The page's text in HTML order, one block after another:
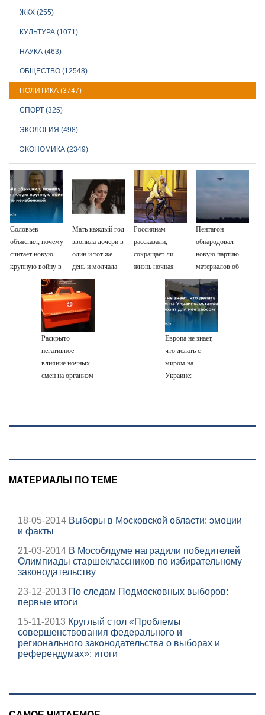
ЖКХ (255)
КУЛЬТУРА (1071)
НАУКА (463)
ОБЩЕСТВО (12548)
ПОЛИТИКА (3747)
СПОРТ (325)
ЭКОЛОГИЯ (498)
ЭКОНОМИКА (2349)
Соловьёв
объяснил, почему
считает новую
крупную войну в
неизбежной
Мать каждый год
звонила дочери в
один и тот же
день и молчала
— причина
раскрылась
слишком поздно:
история одной
Россиянам
рассказали,
сокращает ли
жизнь ночная
Пентагон
обнародовал
новую партию
материалов об
НЛО - Новости
на Вести.ru
Раскрыто
негативное
влияние ночных
смен на организм
Европа не знает,
что делать с
миром на
Украине:
МАТЕРИАЛЫ ПО ТЕМЕ
18-05-2014 Выборы в Московской области: эмоции
и факты
21-03-2014 В Мособлдуме наградили победителей
Олимпиады старшеклассников по избирательному
законодательству
23-12-2013 По следам Подмосковных выборов:
первые итоги
15-11-2013 Круглый стол «Проблемы
совершенствования федерального и
регионального законодательства о выборах и
референдумах»: итоги